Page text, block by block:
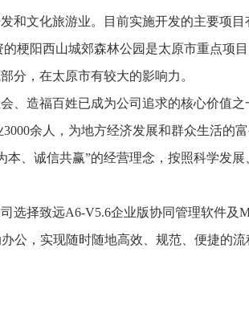
穿透式智能科技
全级次穿透，数智驱动科技管理
人业财一体化
和文化旅游业。目前实施开发的主要项
梗阳西山城郊森林公园是太原市重点项
分，在太原市有较大的影响力。
、造福百姓已成为公司追求的核心价值
余人，为地方经济发展和群众生活的
本、诚信共赢”的经营理念，按照科学发
选择致远A6-V5.6企业版协同管理软件及
公，实现随时随地高效、规范、便捷的流